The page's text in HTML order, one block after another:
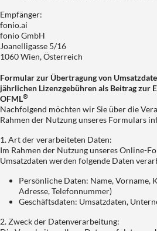
Empfänger:
fonio.ai
fonio GmbH
Joanelligasse 5/16
1060 Wien, Österreich
Formular zur Übertragung von
jährlichen Lizenzgebühren als Beitrag zur
OFML®
Nachfolgend möchten wir Sie über die
Rahmen der Nutzung unseres Formulars
1. Art der verarbeiteten Daten:
Im Rahmen der Nutzung unseres Online-
Umsatzdaten werden folgende Daten
Persönliche Daten: Name, Vorname,
Adresse, Telefonnummer)
Geschäftsdaten: Umsatzdaten,
2. Zweck der Datenverarbeitung: